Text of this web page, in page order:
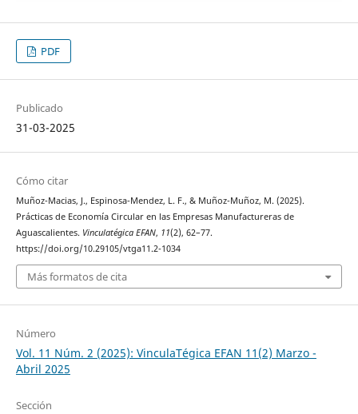
PDF
Publicado
31-03-2025
Cómo citar
Muñoz-Macias, J., Espinosa-Mendez, L. F., & Muñoz-Muñoz, M. (2025).
Prácticas de Economía Circular en las Empresas Manufactureras de
Aguascalientes. Vinculatégica EFAN, 11(2), 62–77.
https://doi.org/10.29105/vtga11.2-1034
Más formatos de cita
Número
Vol. 11 Núm. 2 (2025): VinculaTégica EFAN 11(2) Marzo -
Abril 2025
Sección